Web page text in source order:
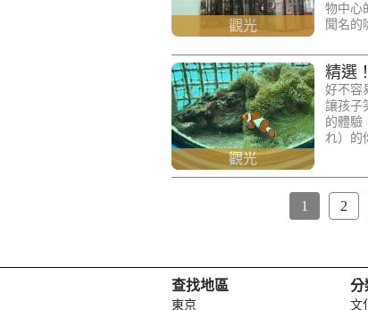
觀光
物中心
聞名的
觀光
精選
好不容
讓孩子
的體驗
れ）的
1 2
查找地區
東京
分
文